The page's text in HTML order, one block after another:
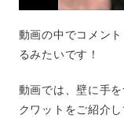
動画の中でコメン
るみたいです！
動画では、壁に手
クワットをご紹介し